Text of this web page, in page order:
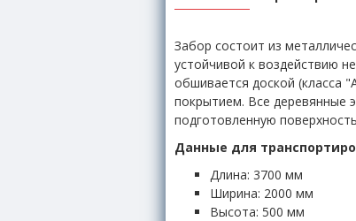
Забор состоит из
устойчивой к воздействию
обшивается доской (класса
покрытием. Все деревянные
подготовленную
Данные для
Длина: 3700 мм
Ширина: 2000 мм
Высота: 500 мм